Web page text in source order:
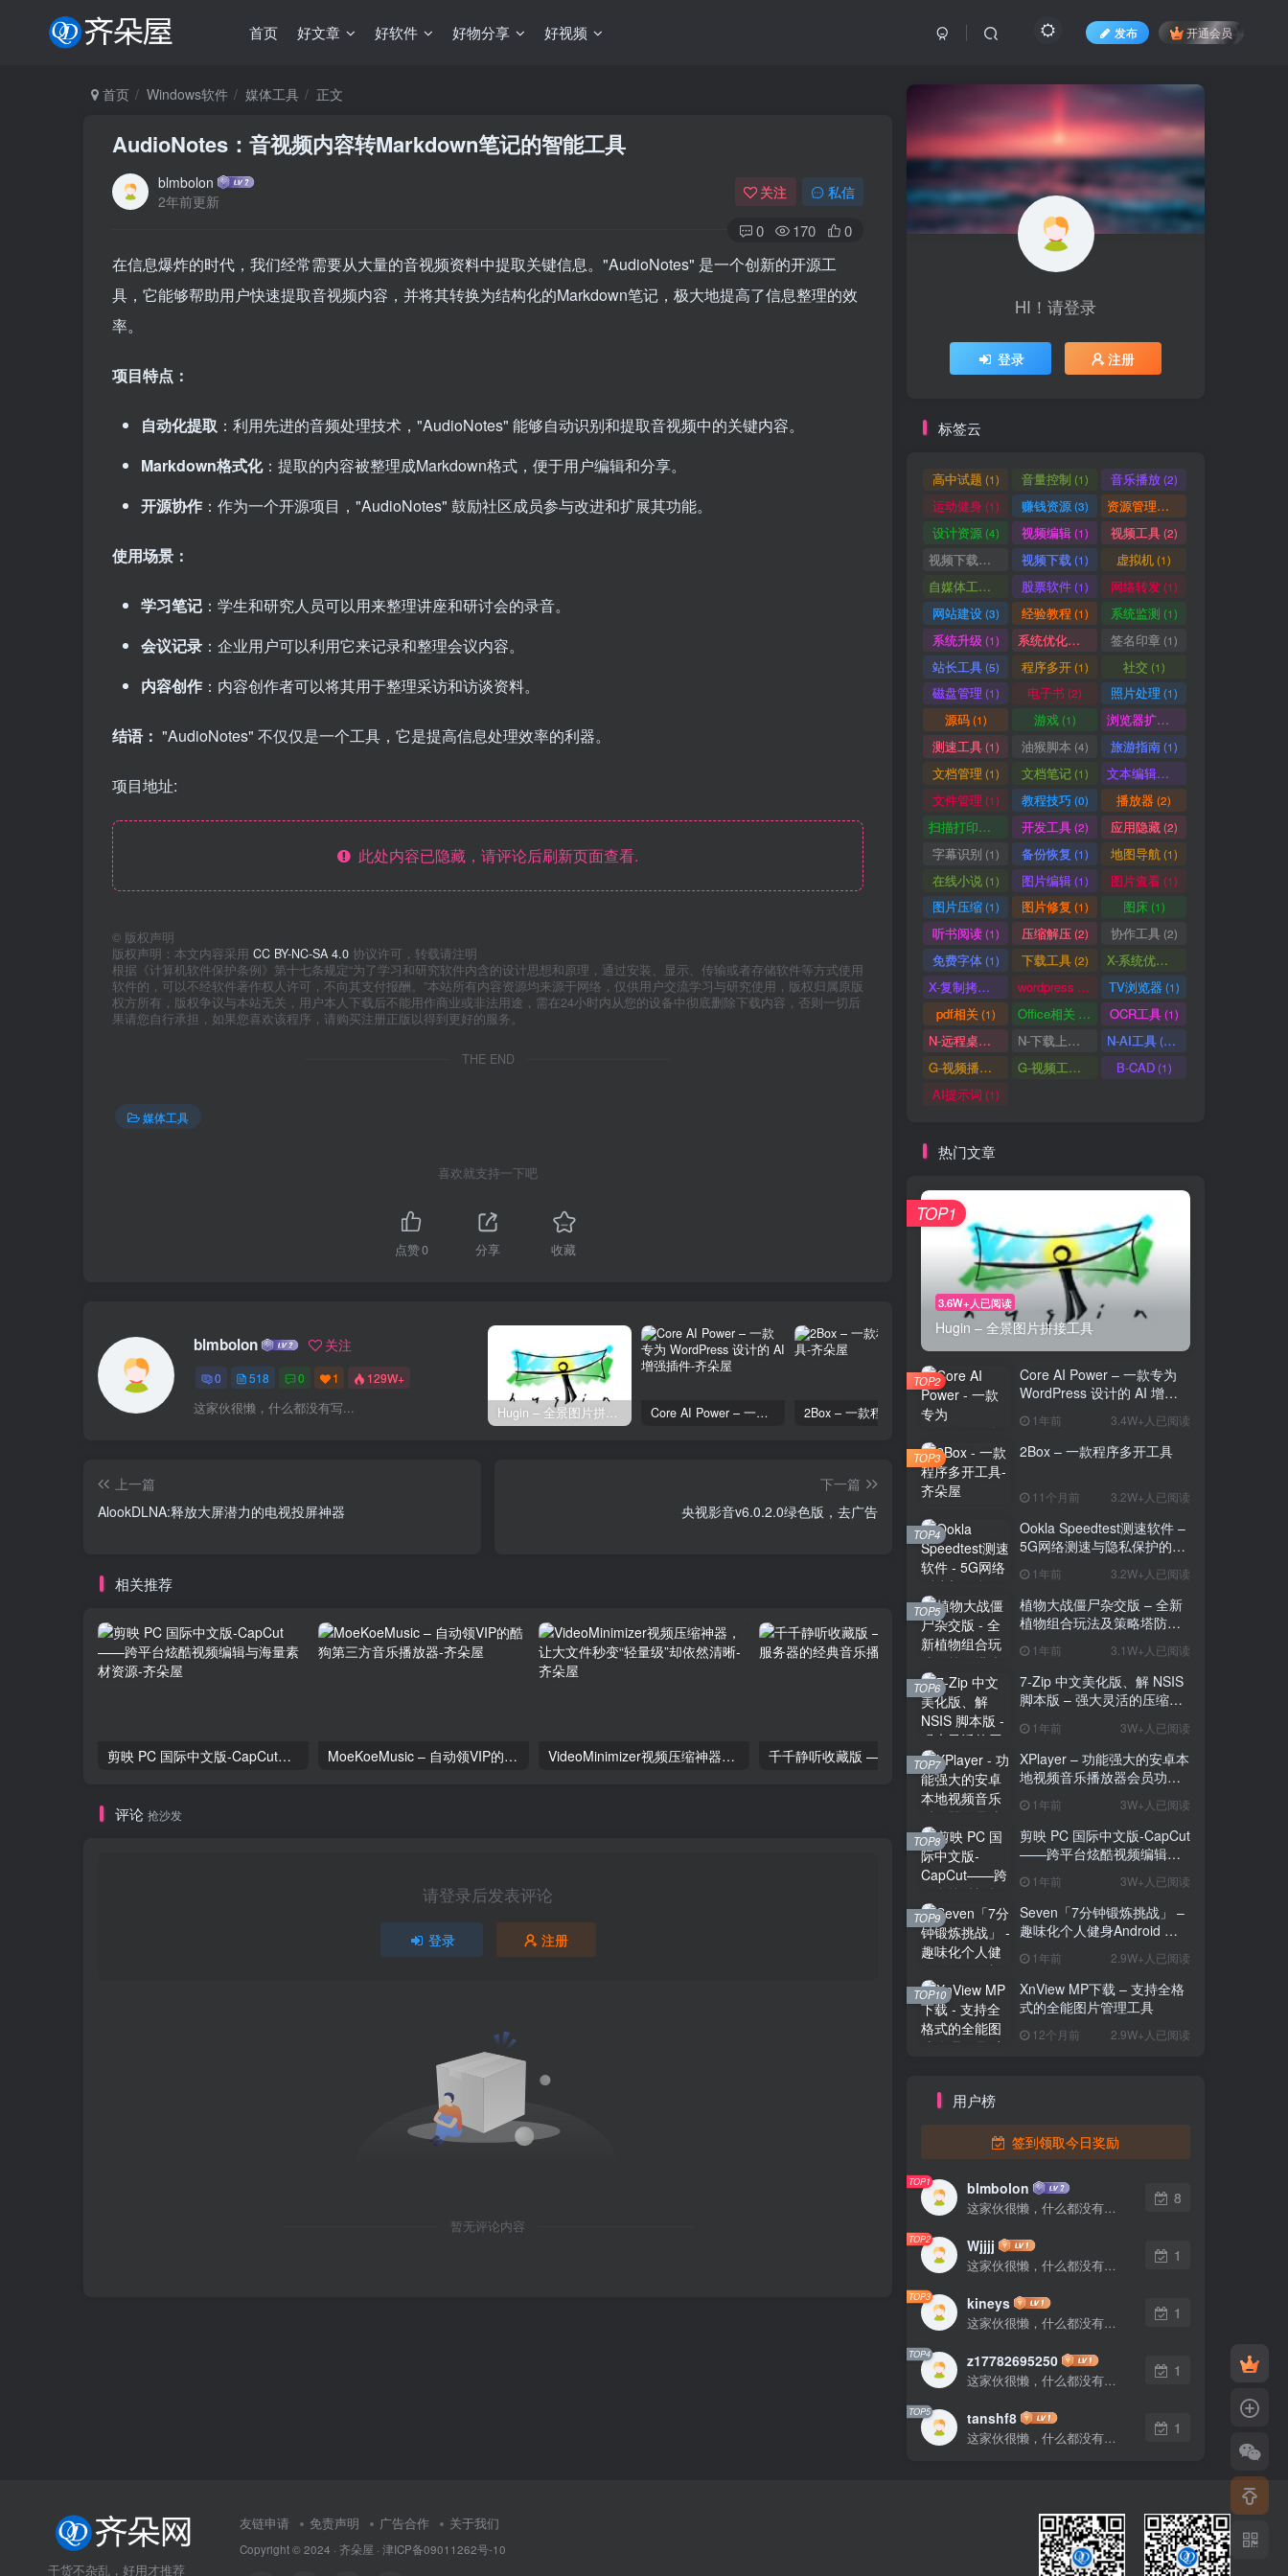
首页 好文章 好软件 好物分享 好视频 发布 开通会员
首页 Windows软件 媒体工具 正文
AudioNotes：音视频内容转Markdown笔记的智能工具
blmbolon
2年前更新
关注 私信
0 170 0
在信息爆炸的时代，我们经常需要从大量的音视频资料中提取关键信息。"AudioNotes" 是一个创新的开源工
具，它能够帮助用户快速提取音视频内容，并将其转换为结构化的Markdown笔记，极大地提高了信息整理的效
率。
项目特点：
自动化提取 ：利用先进的音频处理技术，"AudioNotes" 能够自动识别和提取音视频中的关键内容。
Markdown格式化：提取的内容被整理成Markdown格式，便于用户编辑和分享。
开源协作 ：作为一个开源项目，"AudioNotes" 鼓励社区成员参与改进和扩展其功能。
使用场景：
学习笔记 ：学生和研究人员可以用来整理讲座和研讨会的录音。
会议记录 ：企业用户可以利用它来记录和整理会议内容。
内容创作 ：内容创作者可以将其用于整理采访和访谈资料。
结语： "AudioNotes" 不仅仅是一个工具，它是提高信息处理效率的利器。
项目地址:
此处内容已隐藏，请评论后刷新页面查看.
© 版权声明
版权声明：本文内容采用 CC BY-NC-SA 4.0 协议许可，转载请注明
根据《计算机软件保护条例》第十七条规定“为了学习和研究软件内含的设计思想和原理，通过安装、显示、传输或者存储软件等方式使用
软件的，可以不经软件著作权人许可，不向其支付报酬。”本站所有内容资源均来源于网络，仅供用户交流学习与研究使用，版权归属原版
权方所有，版权争议与本站无关，用户本人下载后不能用作商业或非法用途，需在24小时内从您的设备中彻底删除下载内容，否则一切后
果请您自行承担，如果您喜欢该程序，请购买注册正版以得到更好的服务。
THE END
媒体工具
喜欢就支持一下吧
点赞0 分享 收藏
blmbolon 关注
0 518 0 1 129W+
这家伙很懒，什么都没有写... Core AI Power – 一款专为 WordPress 设计的 AI 增强插件
上一篇
AlookDLNA:释放大屏潜力的电视投屏神器
下一篇
央视影音v6.0.2.0绿色版，去广告
相关推荐
剪映 PC 国际中文版-CapCut——跨平台炫酷视频编辑与海量素材资源 MoeKoeMusic – 自动领VIP的酷狗第三方音乐播放器 VideoMinimizer视频压缩神器，让大文件秒变“轻量级”却依然清晰 千千静听收藏版 —— 集成多歌词服务器的经典音乐播放器 SubtitleEdit – 免费且功能强大的字幕编辑工具
评论 抢沙发
请登录后发表评论
登录 注册
暂无评论内容
HI！请登录
登录 注册
标签云
高中试题 (1) 音量控制 (1) 音乐播放(2)
运动健身(1) 赚钱资源(3) 资源管理器
设计资源(4) 视频编辑(1) 视频工具(2)
视频下载工具 视频下载(1) 虚拟机(1)
自媒体工具 股票软件(1) 网络转发(1)
网站建设(3) 经验教程 (1) 系统监测 (1)
系统升级 (1) 系统优化清理 签名印章 (1)
站长工具(5) 程序多开(1) 社交 (1)
磁盘管理 (1) 电子书 (2) 照片处理 (1)
源码(1) 游戏(1) 浏览器扩展
测速工具(1) 油猴脚本 (4) 旅游指南(1)
文档管理 (1) 文档笔记(1) 文本编辑器
文件管理 (1) 教程技巧(0) 播放器(2)
扫描打印软件 开发工具(2) 应用隐藏(2)
字幕识别 (1) 备份恢复 (1) 地图导航 (1)
在线小说(1) 图片编辑(1) 图片查看(1)
图片压缩(1) 图片修复 (1) 图床(1)
听书阅读(1) 压缩解压(2) 协作工具(2)
免费字体(1) 下载工具(2) X-系统优化
X-复制拷贝 wordpress TV浏览器(1)
pdf相关(1) Office相关 OCR工具(1)
N-远程桌面 N-下载上传 N-AI工具(37)
G-视频播放 G-视频工具 B-CAD(1)
AI提示词 (1)
热门文章
3.6W+人已阅读
Hugin – 全景图片拼接工具
TOP1
Core AI Power – 一款专为
WordPress 设计的 AI 增强
插件1年前 3.4W+人已阅读
TOP2
2Box – 一款程序多开工具
11个月前 3.2W+人已阅读
TOP3
Ookla Speedtest测速软件 –
5G网络测速与隐私保护的多
功能工具
1年前 3.2W+人已阅读
TOP4
植物大战僵尸杂交版 – 全新
植物组合玩法及策略塔防的
魅力1年前 3.1W+人已阅读
TOP5
7-Zip 中文美化版、解 NSIS
脚本版 – 强大灵活的压缩与
1年前 3W+人已阅读
TOP6
XPlayer – 功能强大的安卓本
地视频音乐播放器会员功能
1年前 3W+人已阅读
TOP7
剪映 PC 国际中文版-CapCut
——跨平台炫酷视频编辑与
1年前 3W+人已阅读
TOP8
Seven「7分钟锻炼挑战」 –
趣味化个人健身Android 直
1年前 2.9W+人已阅读
TOP9
XnView MP下载 – 支持全格
式的全能图片管理工具
12个月前 2.9W+人已阅读
TOP10
用户榜
签到领取今日奖励
TOP1 blmbolon
这家伙很懒，什么都没有写...
8
TOP2 Wjjjj
这家伙很懒，什么都没有写...
1
TOP3 kineys
这家伙很懒，什么都没有写...
1
TOP4 z17782695250
这家伙很懒，什么都没有写...
1
TOP5 tanshf8
这家伙很懒，什么都没有写...
1
干货不杂乱，好用才推荐
友链申请 免责声明 广告合作 关于我们
Copyright © 2024 · 齐朵屋 · 津ICP备09011262号-10